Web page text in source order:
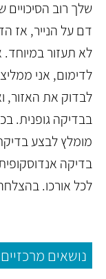
שלך רוב הסיכויים
דם על הנייר, אז
לא תעזור
לדימום, אני
לבדוק את האזור,
בבדיקה גופנית.
בדיקה
לכל אורכו.
נושאים מרכזיים